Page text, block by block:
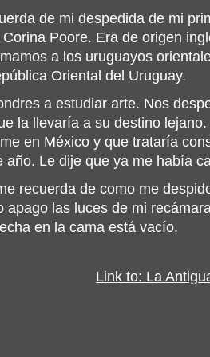
de mi despedida de mi
Poore. Era de origen
a los uruguayos
Oriental del Uruguay.
a estudiar arte. Nos
la llevaría a su destino
en México y que trataría
año. Le dije que ya me había
recuerda de como me
apago las luces de mi
en la cama está vacío.
Link to: La